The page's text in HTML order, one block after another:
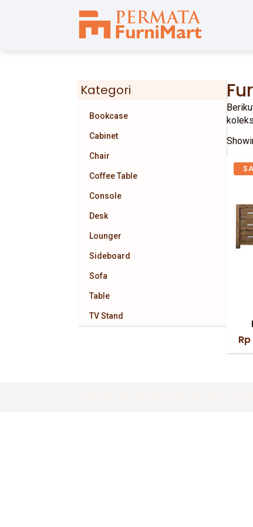
Kategori
Bookcase
Cabinet
Chair
Coffee Table
Console
Desk
Lounger
Sideboard
Sofa
Table
TV Stand
Rp